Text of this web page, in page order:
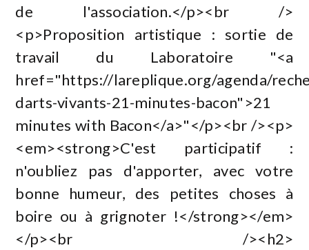
de l'association.</p><br />
<p>Proposition artistique : sortie de
travail du Laboratoire "<a
href="https://lareplique.org/agenda/
darts-vivants-21-minutes-bacon">21
minutes with Bacon</a>"</p><br /><p>
<em><strong>C'est participatif :
n'oubliez pas d'apporter, avec votre
bonne humeur, des petites choses à
boire ou à grignoter !</strong></em>
</p><br /><h2>